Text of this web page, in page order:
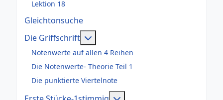
Lektion 18
Gleichtonsuche
Die Griffschrift
Notenwerte auf allen 4 Reihen
Die Notenwerte- Theorie Teil 1
Die punktierte Viertelnote